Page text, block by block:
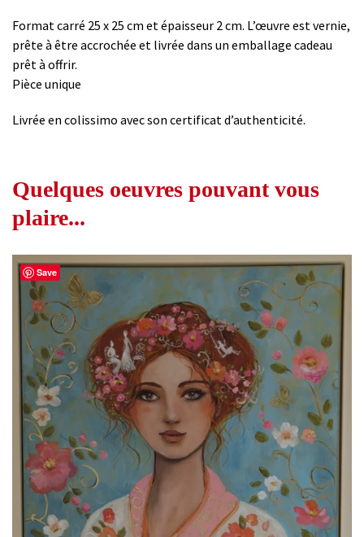
Format carré 25 x 25 cm et épaisseur 2 cm. L’œuvre est vernie,
prête à être accrochée et livrée dans un emballage cadeau
prêt à offrir.
Pièce unique
Livrée en colissimo avec son certificat d’authenticité.
Quelques oeuvres pouvant vous
plaire...
Save